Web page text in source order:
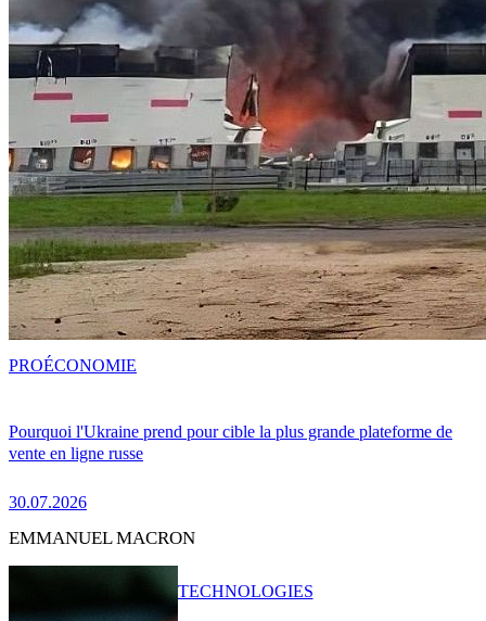
Pourquoi l'Ukraine prend pour cible la plus grande plateforme de
vente en ligne russe
30.07.2026
PROÉCONOMIE
EMMANUEL MACRON
TECHNOLOGIES